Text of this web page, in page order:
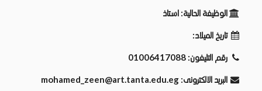
الوظيفة الحالية: استاذ
تاريخ الميلاد:
رقم التليفون: 01006417088
البريد الالكترونى: mohamed_zeen@art.tanta.edu.eg